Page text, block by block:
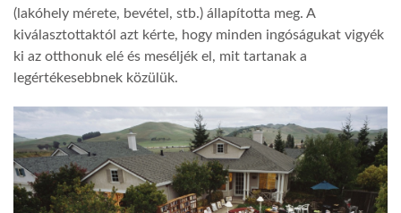
LINKTR.EE
GLOBOZSARU
DOBRAVERO.HU
(lakóhely mérete, bevétel, stb.) állapította meg. A
kiválasztottaktól azt kérte, hogy minden ingóságukat vigyék
ki az otthonuk elé és meséljék el, mit tartanak a
legértékesebbnek közülük.